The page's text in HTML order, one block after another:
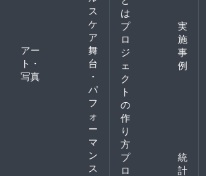
ス
ケ
ア
アー
ト・
写真
舞
台
・
パ
フ
ォ
ー
マ
ン
ス
は
プ
ロ
ジ
ェ
ク
ト
の
作
り
方
実
施
事
例
プ
ロ
統
計